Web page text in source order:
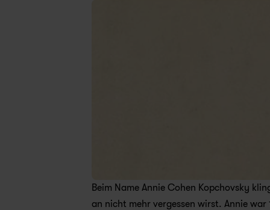
Beim Name Annie Cohen Kopchovsky
an nicht mehr vergessen wirst. Annie